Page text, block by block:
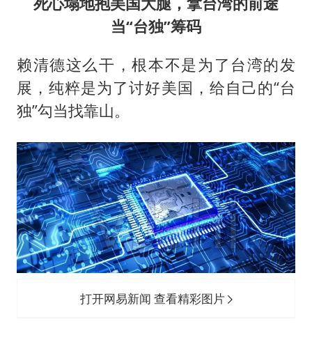
当“台独”筹码
赖清德这么干，根本不是为了台湾的发
展，纯粹是为了讨好美国，给自己的“台
独”勾当找靠山。
打开网易新闻 查看精彩图片